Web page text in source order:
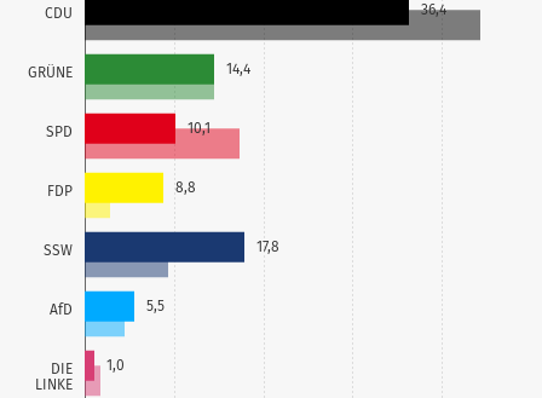
CDU
GRÜNE
SPD
FDP
SSW
AfD
DIE
LINKE
36,4
14,4
10,1
8,8
17,8
5,5
1,0